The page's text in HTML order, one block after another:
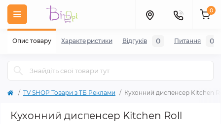
0
TV SHOP Товари з ТБ Реклами Кухонний диспенсер Kitchen
Кухонний диспенсер Kitchen Roll
Опис товару Характеристики Відгуків 0 Питання 0